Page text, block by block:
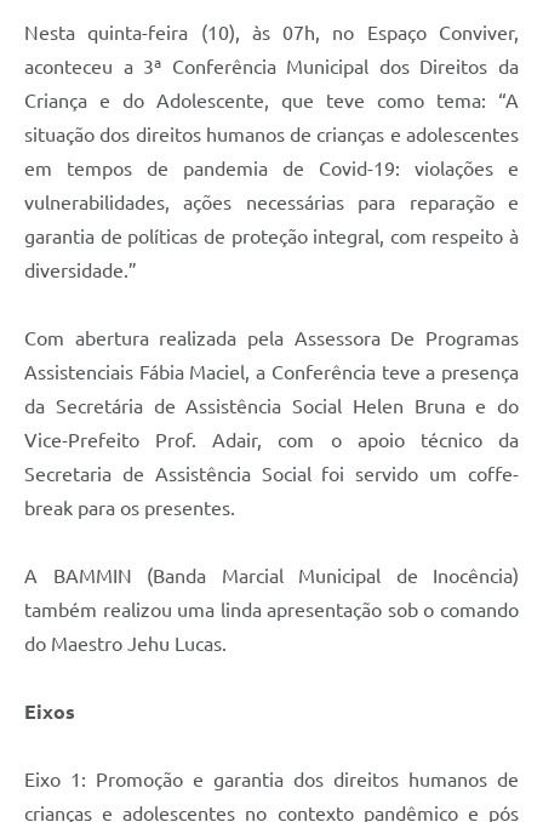
Nesta quinta-feira (10), às 07h, no Espaço Conviver,
aconteceu a 3ª Conferência Municipal dos Direitos da
Criança e do Adolescente, que teve como tema: “A
situação dos direitos humanos de crianças e adolescentes
em tempos de pandemia de Covid-19: violações e
vulnerabilidades, ações necessárias para reparação e
garantia de políticas de proteção integral, com respeito à
diversidade.”
Com abertura realizada pela Assessora De Programas
Assistenciais Fábia Maciel, a Conferência teve a presença
da Secretária de Assistência Social Helen Bruna e do
Vice-Prefeito Prof. Adair, com o apoio técnico da
Secretaria de Assistência Social foi servido um coffe-
break para os presentes.
A BAMMIN (Banda Marcial Municipal de Inocência)
também realizou uma linda apresentação sob o comando
do Maestro Jehu Lucas.
Eixos
Eixo 1: Promoção e garantia dos direitos humanos de
crianças e adolescentes no contexto pandêmico e pós